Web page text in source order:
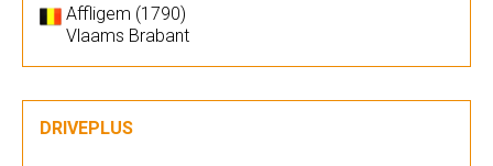
Affligem (1790)
Vlaams Brabant
DRIVEPLUS